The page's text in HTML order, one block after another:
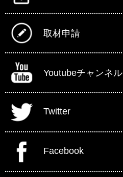
取材申請
Youtubeチャンネル
Twitter
Facebook